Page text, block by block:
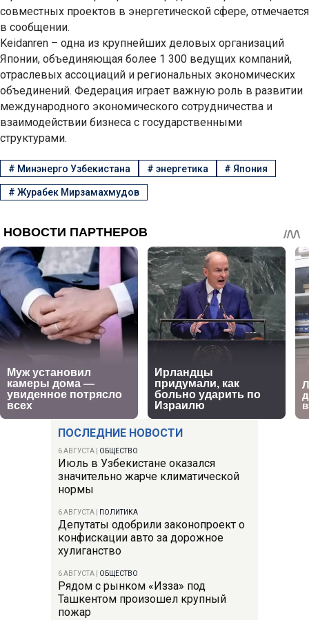
ПОСЛЕДНИЕ НОВОСТИ
6 АВГУСТА ОБЩЕСТВО
Июль в Узбекистане оказался
значительно жарче климатической
нормы
6 АВГУСТА ПОЛИТИКА
Депутаты одобрили законопроект о
конфискации авто за дорожное
хулиганство
6 АВГУСТА ОБЩЕСТВО
Рядом с рынком «Изза» под
Ташкентом произошел крупный
пожар
совместных проектов в энергетической сфере, отмечается
в сообщении.
Keidanren – одна из крупнейших деловых организаций
Японии, объединяющая более 1 300 ведущих компаний,
отраслевых ассоциаций и региональных экономических
объединений. Федерация играет важную роль в развитии
международного экономического сотрудничества и
взаимодействии бизнеса с государственными
структурами.
# Минэнерго Узбекистана # энергетика # Япония
# Журабек Мирзамахмудов